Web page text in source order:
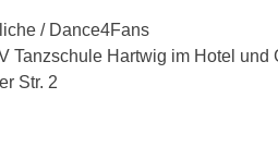
/ Dance4Fans
Tanzschule Hartwig im Hotel und
Str. 2